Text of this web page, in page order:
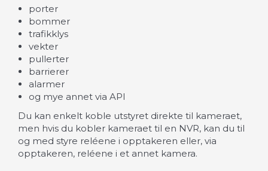
porter
bommer
trafikklys
vekter
pullerter
barrierer
alarmer
og mye annet via API
Du kan enkelt koble utstyret direkte til kameraet,
men hvis du kobler kameraet til en NVR, kan du til
og med styre reléene i opptakeren eller, via
opptakeren, reléene i et annet kamera.